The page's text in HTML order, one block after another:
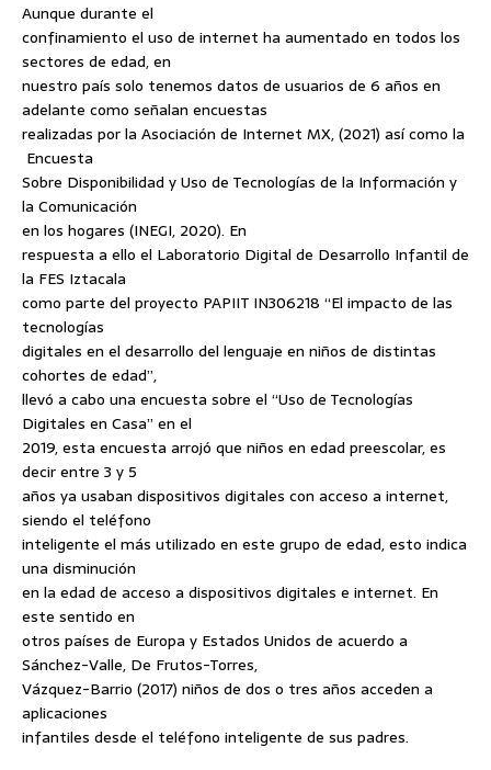
Aunque durante el
confinamiento el uso de internet ha aumentado en todos los
sectores de edad, en
nuestro país solo tenemos datos de usuarios de 6 años en
adelante como señalan encuestas
realizadas por la Asociación de Internet MX, (2021) así como la
Encuesta
Sobre Disponibilidad y Uso de Tecnologías de la Información y
la Comunicación
en los hogares (INEGI, 2020). En
respuesta a ello el Laboratorio Digital de Desarrollo Infantil de
la FES Iztacala
como parte del proyecto PAPIIT IN306218 “El impacto de las
tecnologías
digitales en el desarrollo del lenguaje en niños de distintas
cohortes de edad”,
llevó a cabo una encuesta sobre el “Uso de Tecnologías
Digitales en Casa” en el
2019, esta encuesta arrojó que niños en edad preescolar, es
decir entre 3 y 5
años ya usaban dispositivos digitales con acceso a internet,
siendo el teléfono
inteligente el más utilizado en este grupo de edad, esto indica
una disminución
en la edad de acceso a dispositivos digitales e internet. En
este sentido en
otros países de Europa y Estados Unidos de acuerdo a
Sánchez-Valle, De Frutos-Torres,
Vázquez-Barrio (2017) niños de dos o tres años acceden a
aplicaciones
infantiles desde el teléfono inteligente de sus padres.